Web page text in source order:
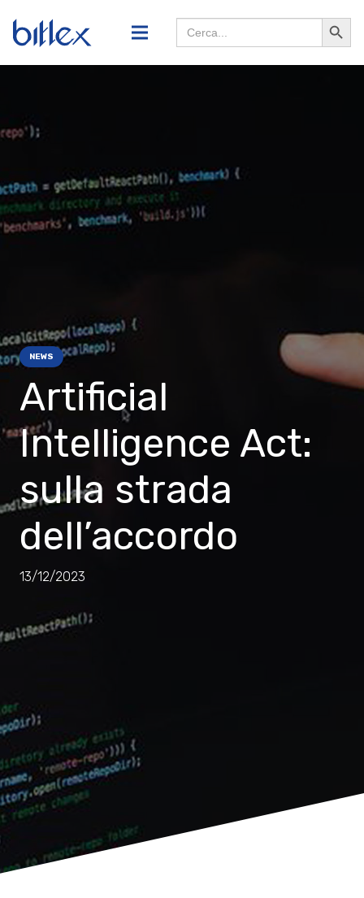
Search
for:
NEWS
Artificial
Intelligence Act:
sulla strada
dell’accordo
13/12/2023